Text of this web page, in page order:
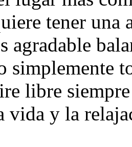
tener una
agradable
simplemente
libre
vida y la